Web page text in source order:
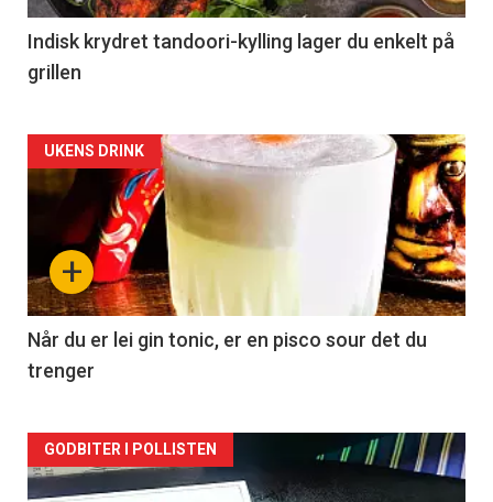
Indisk krydret tandoori-kylling lager du enkelt på
grillen
Forsiden
akkurat
nå
-
2
+
UKENS DRINK
Når du er lei gin tonic, er en pisco sour det du
trenger
Forsiden
GODBITER I POLLISTEN